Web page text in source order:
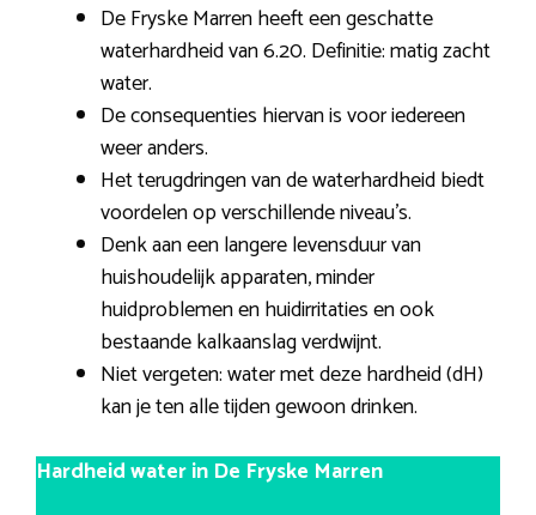
De Fryske Marren heeft een geschatte
waterhardheid van 6.20. Definitie: matig zacht
water.
De consequenties hiervan is voor iedereen
weer anders.
Het terugdringen van de waterhardheid biedt
voordelen op verschillende niveau’s.
Denk aan een langere levensduur van
huishoudelijk apparaten, minder
huidproblemen en huidirritaties en ook
bestaande kalkaanslag verdwijnt.
Niet vergeten: water met deze hardheid (dH)
kan je ten alle tijden gewoon drinken.
Hardheid water in De Fryske Marren